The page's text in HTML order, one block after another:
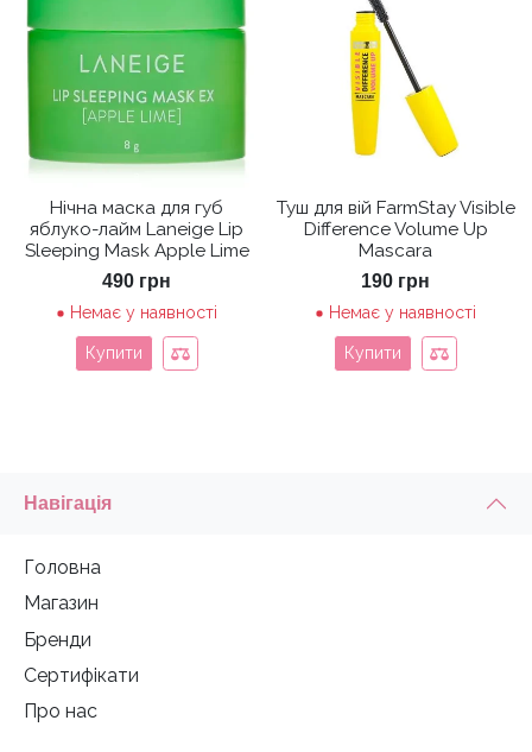
Нічна маска для губ
яблуко-лайм Laneige Lip
Sleeping Mask Apple Lime
490 грн
Немає у наявності
Купити
Туш для вій FarmStay Visible
Difference Volume Up
Mascara
190 грн
Немає у наявності
Купити
Навігація
Головна
Магазин
Бренди
Сертифікати
Про нас